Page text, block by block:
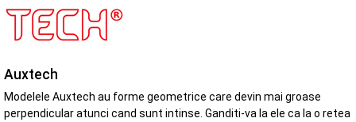
Auxtech
Modelele Auxtech au forme geometrice care devin mai groase
perpendicular atunci cand sunt intinse. Ganditi-va la ele ca la o retea